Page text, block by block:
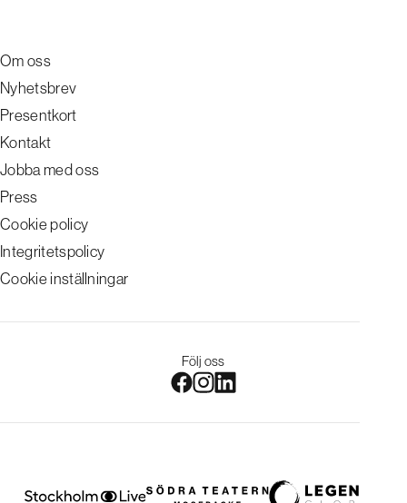
Om oss
Nyhetsbrev
Presentkort
Kontakt
Jobba med oss
Press
Cookie policy
Integritetspolicy
Cookie inställningar
Följ oss